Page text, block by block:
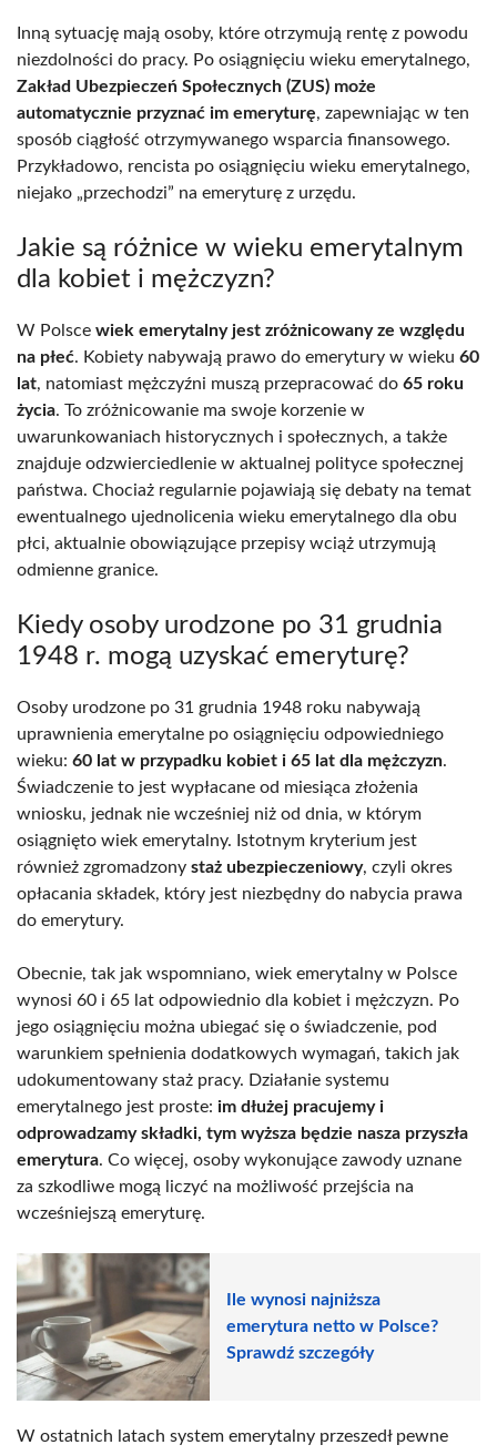
Inną sytuację mają osoby, które otrzymują rentę z powodu
niezdolności do pracy. Po osiągnięciu wieku emerytalnego,
Zakład Ubezpieczeń Społecznych (ZUS) może
automatycznie przyznać im emeryturę, zapewniając w ten
sposób ciągłość otrzymywanego wsparcia finansowego.
Przykładowo, rencista po osiągnięciu wieku emerytalnego,
niejako „przechodzi” na emeryturę z urzędu.
Jakie są różnice w wieku emerytalnym
dla kobiet i mężczyzn?
W Polsce wiek emerytalny jest zróżnicowany ze względu
na płeć. Kobiety nabywają prawo do emerytury w wieku 60
lat, natomiast mężczyźni muszą przepracować do 65 roku
życia. To zróżnicowanie ma swoje korzenie w
uwarunkowaniach historycznych i społecznych, a także
znajduje odzwierciedlenie w aktualnej polityce społecznej
państwa. Chociaż regularnie pojawiają się debaty na temat
ewentualnego ujednolicenia wieku emerytalnego dla obu
płci, aktualnie obowiązujące przepisy wciąż utrzymują
odmienne granice.
Kiedy osoby urodzone po 31 grudnia
1948 r. mogą uzyskać emeryturę?
Osoby urodzone po 31 grudnia 1948 roku nabywają
uprawnienia emerytalne po osiągnięciu odpowiedniego
wieku: 60 lat w przypadku kobiet i 65 lat dla mężczyzn.
Świadczenie to jest wypłacane od miesiąca złożenia
wniosku, jednak nie wcześniej niż od dnia, w którym
osiągnięto wiek emerytalny. Istotnym kryterium jest
również zgromadzony staż ubezpieczeniowy, czyli okres
opłacania składek, który jest niezbędny do nabycia prawa
do emerytury.
Obecnie, tak jak wspomniano, wiek emerytalny w Polsce
wynosi 60 i 65 lat odpowiednio dla kobiet i mężczyzn. Po
jego osiągnięciu można ubiegać się o świadczenie, pod
warunkiem spełnienia dodatkowych wymagań, takich jak
udokumentowany staż pracy. Działanie systemu
emerytalnego jest proste: im dłużej pracujemy i
odprowadzamy składki, tym wyższa będzie nasza przyszła
emerytura. Co więcej, osoby wykonujące zawody uznane
za szkodliwe mogą liczyć na możliwość przejścia na
wcześniejszą emeryturę.
Ile wynosi najniższa
emerytura netto w Polsce?
Sprawdź szczegóły
W ostatnich latach system emerytalny przeszedł pewne